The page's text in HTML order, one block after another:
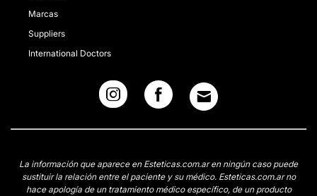
Marcas
Suppliers
International Doctors
La información que aparece en Esteticas.com.ar en ningún caso puede
sustituir la relación entre el paciente y su médico. Esteticas.com.ar no
hace apología de un tratamiento médico específico, de un producto